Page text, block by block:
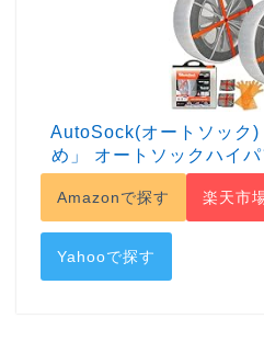
AutoSock(オートソック)
め」 オートソックハイ
Amazonで探す 楽天市
Yahooで探す